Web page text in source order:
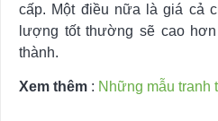
cấp. Một điều nữa là giá cả
lượng tốt thường sẽ cao
thành.
Xem thêm : Những mẫu tranh